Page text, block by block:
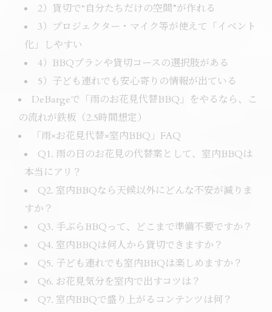
2）貸切で“自分たちだけの空間”が作れる
3）プロジェクター・マイク等が使えて「イベント
化」しやすい
4）BBQプランや貸切コースの選択肢がある
5）子ども連れでも安心寄りの情報が出ている
DeBargeで「雨のお花見代替BBQ」をやるなら、こ
の流れが鉄板（2.5時間想定）
「雨×お花見代替×室内BBQ」FAQ
Q1. 雨の日のお花見の代替案として、室内BBQは
本当にアリ？
Q2. 室内BBQなら天候以外にどんな不安が減りま
すか？
Q3. 手ぶらBBQって、どこまで準備不要ですか？
Q4. 室内BBQは何人から貸切できますか？
Q5. 子ども連れでも室内BBQは楽しめますか？
Q6. お花見気分を室内で出すコツは？
Q7. 室内BBQで盛り上がるコンテンツは何？